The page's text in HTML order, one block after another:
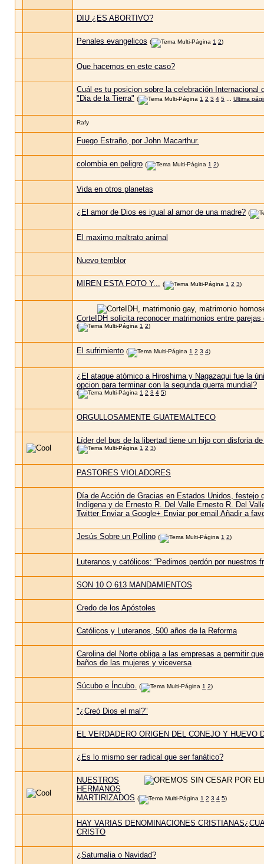
DIU ¿ES ABORTIVO?
Penales evangelicos ( 1 2)
Que hacemos en este caso?
Cuál es tu posicion sobre la celebración Internacional
"Dia de la Tierra" ( 1 2 3 4 5 Ultima
Rafy
Fuego Estraño, por John Macarthur.
colombia en peligro ( 1 2)
Vida en otros planetas
¿El amor de Dios es igual al amor de una madre? (
El maximo maltrato animal
Nuevo temblor
MIREN ESTA FOTO Y... ( 1 2 3)
CorteIDH solicita reconocer matrimonios entre
( 1 2)
El sufrimiento ( 1 2 3 4)
¿El ataque atómico a Hiroshima y Nagazaqui fue la
opcion para terminar con la segunda guerra mundial?
( 1 2 3 4 5)
ORGULLOSAMENTE GUATEMALTECO
Líder del bus de la libertad tiene un hijo con disforia
( 1 2 3)
PASTORES VIOLADORES
Día de Acción de Gracias en Estados Unidos, festejo
Indígena y de Ernesto R. Del Valle Ernesto R. Del
Twitter Enviar a Google+ Enviar por email Añadir a
Jesús Sobre un Pollino ( 1 2)
Luteranos y católicos: “Pedimos perdón por nuestros
SON 10 O 613 MANDAMIENTOS
Credo de los Apóstoles
Católicos y Luteranos, 500 años de la Reforma
Carolina del Norte obliga a las empresas a permitir
baños de las mujeres y viceversa
Súcubo e Íncubo. ( 1 2)
"¿Creó Dios el mal?"
EL VERDADERO ORIGEN DEL CONEJO Y HUEVO
¿Es lo mismo ser radical que ser fanático?
NUESTROS
HERMANOS
MARTIRIZADOS ( 1 2 3 4 5)
HAY VARIAS DENOMINACIONES
CRISTO
¿Saturnalia o Navidad?